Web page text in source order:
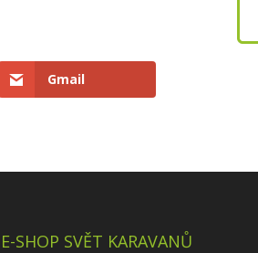
Gmail
E-SHOP SVĚT KARAVANŮ